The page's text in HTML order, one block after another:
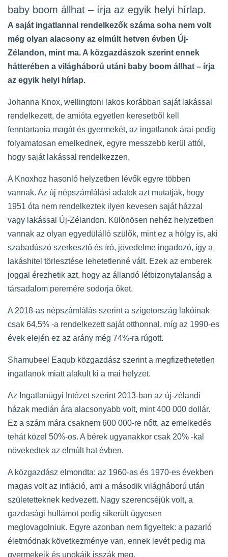
baby boom állhat – írja az egyik helyi hírlap.
A saját ingatlannal rendelkezők száma soha nem volt
még olyan alacsony az elmúlt hetven évben Új-
Zélandon, mint ma. A közgazdászok szerint ennek
hátterében a világháború utáni baby boom állhat – írja
az egyik helyi hírlap.
Johanna Knox, wellingtoni lakos korábban saját lakással
rendelkezett, de amióta egyetlen keresetből kell
fenntartania magát és gyermekét, az ingatlanok árai pedig
folyamatosan emelkednek, egyre messzebb kerül attól,
hogy saját lakással rendelkezzen.
A Knoxhoz hasonló helyzetben lévők egyre többen
vannak. Az új népszámlálási adatok azt mutatják, hogy
1951 óta nem rendelkeztek ilyen kevesen saját házzal
vagy lakással Új-Zélandon. Különösen nehéz helyzetben
vannak az olyan egyedülálló szülők, mint ez a hölgy is, aki
szabadúszó szerkesztő és író, jövedelme ingadozó, így a
lakáshitel törlesztése lehetetlenné vált. Ezek az emberek
joggal érezhetik azt, hogy az állandó létbizonytalanság a
társadalom peremére sodorja őket.
A 2018-as népszámlálás szerint a szigetország lakóinak
csak 64,5% -a rendelkezett saját otthonnal, míg az 1990-es
évek elején ez az arány még 74%-ra rúgott.
Shamubeel Eaqub közgazdász szerint a megfizethetetlen
ingatlanok miatt alakult ki a mai helyzet.
Az Ingatlanügyi Intézet szerint 2013-ban az új-zélandi
házak medián ára alacsonyabb volt, mint 400 000 dollár.
Ez a szám mára csaknem 600 000-re nőtt, az emelkedés
tehát közel 50%-os. A bérek ugyanakkor csak 20% -kal
növekedtek az elmúlt hat évben.
A közgazdász elmondta: az 1960-as és 1970-es években
magas volt az infláció, ami a második világháború után
születetteknek kedvezett. Nagy szerencséjük volt, a
gazdasági hullámot pedig sikerült ügyesen
meglovagolniuk. Egyre azonban nem figyeltek: a pazarló
életmódnak következménye van, ennek levét pedig ma
gyermekeik és unokáik isszák meg.